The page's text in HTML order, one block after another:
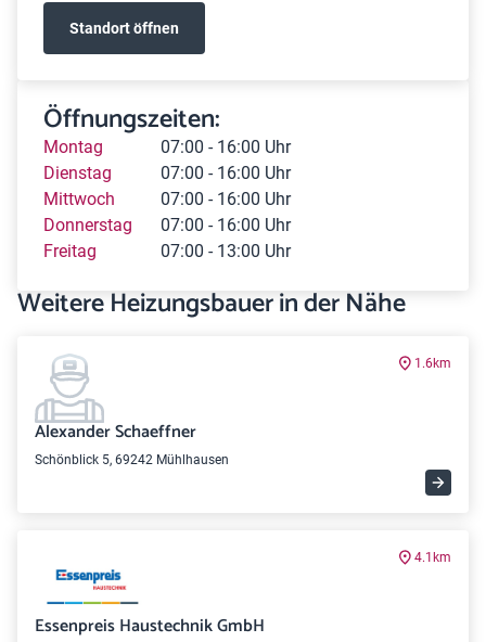
Standort öffnen
Öffnungszeiten:
Montag
07:00 - 16:00 Uhr
Dienstag
07:00 - 16:00 Uhr
Mittwoch
07:00 - 16:00 Uhr
Donnerstag
07:00 - 16:00 Uhr
Freitag
07:00 - 13:00 Uhr
Weitere Heizungsbauer in der Nähe
1.6km
Alexander Schaeffner
Schönblick 5, 69242 Mühlhausen
4.1km
Essenpreis Haustechnik GmbH